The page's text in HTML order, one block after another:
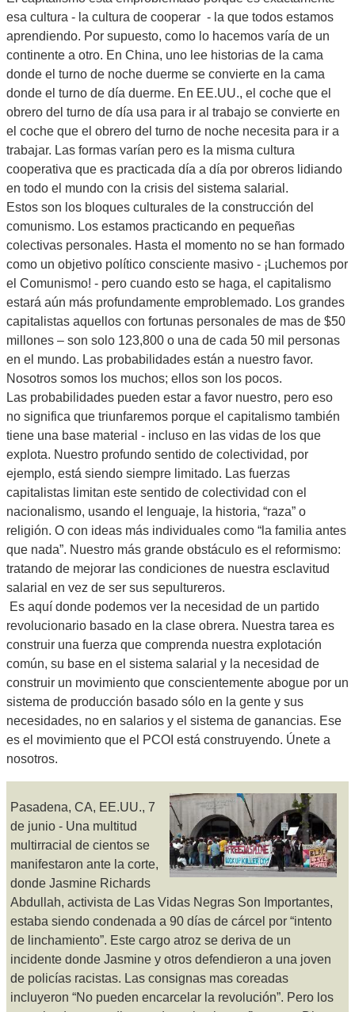
esa cultura - la cultura de cooperar - la que todos estamos
aprendiendo. Por supuesto, como lo hacemos varía de un
continente a otro. En China, uno lee historias de la cama
donde el turno de noche duerme se convierte en la cama
donde el turno de día duerme. En EE.UU., el coche que el
obrero del turno de día usa para ir al trabajo se convierte en
el coche que el obrero del turno de noche necesita para ir a
trabajar. Las formas varían pero es la misma cultura
cooperativa que es practicada día a día por obreros lidiando
en todo el mundo con la crisis del sistema salarial.
Estos son los bloques culturales de la construcción del
comunismo. Los estamos practicando en pequeñas
colectivas personales. Hasta el momento no se han formado
como un objetivo político consciente masivo - ¡Luchemos por
el Comunismo! - pero cuando esto se haga, el capitalismo
estará aún más profundamente emproblemado. Los grandes
capitalistas aquellos con fortunas personales de mas de $50
millones – son solo 123,800 o una de cada 50 mil personas
en el mundo. Las probabilidades están a nuestro favor.
Nosotros somos los muchos; ellos son los pocos.
Las probabilidades pueden estar a favor nuestro, pero eso
no significa que triunfaremos porque el capitalismo también
tiene una base material - incluso en las vidas de los que
explota. Nuestro profundo sentido de colectividad, por
ejemplo, está siendo siempre limitado. Las fuerzas
capitalistas limitan este sentido de colectividad con el
nacionalismo, usando el lenguaje, la historia, “raza” o
religión. O con ideas más individuales como “la familia antes
que nada”. Nuestro más grande obstáculo es el reformismo:
tratando de mejorar las condiciones de nuestra esclavitud
salarial en vez de ser sus sepultureros.
Es aquí donde podemos ver la necesidad de un partido
revolucionario basado en la clase obrera. Nuestra tarea es
construir una fuerza que comprenda nuestra explotación
común, su base en el sistema salarial y la necesidad de
construir un movimiento que conscientemente abogue por un
sistema de producción basado sólo en la gente y sus
necesidades, no en salarios y el sistema de ganancias. Ese
es el movimiento que el PCOI está construyendo. Únete a
nosotros.
Pasadena, CA, EE.UU., 7
de junio - Una multitud
multirracial de cientos se
manifestaron ante la corte,
donde Jasmine Richards
Abdullah, activista de Las Vidas Negras Son Importantes,
estaba siendo condenada a 90 días de cárcel por “intento
de linchamiento”. Este cargo atroz se deriva de un
incidente donde Jasmine y otros defendieron a una joven
de policías racistas. Las consignas mas coreadas
incluyeron “No pueden encarcelar la revolución”. Pero los